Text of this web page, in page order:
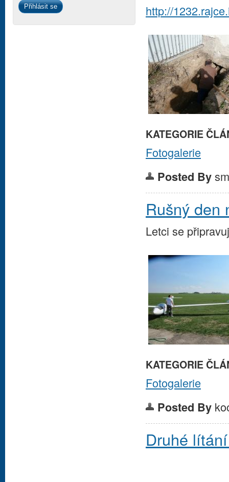
http://
KATEGORIE
Fotogalerie
Posted By
Rušný den
Letci se
KATEGORIE
Fotogalerie
Posted By
Druhé